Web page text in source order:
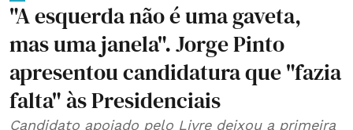
"A esquerda não é uma gaveta,
mas uma janela". Jorge Pinto
apresentou candidatura que "fazia
falta" às Presidenciais
Candidato apoiado pelo Livre deixou a primeira